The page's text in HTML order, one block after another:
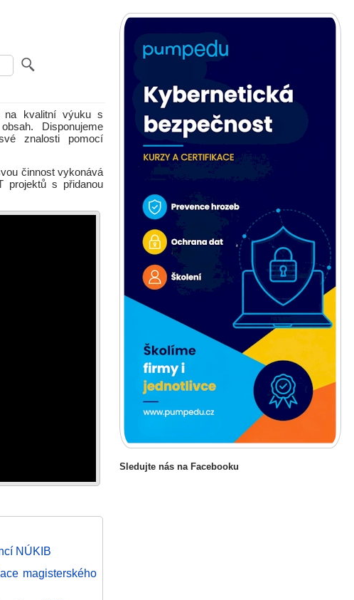
na kvalitní výuku s
Disponujeme
znalosti pomocí
činnost vykonává
projektů s přidanou
NÚKIB
magisterského
Sledujte nás na Facebooku